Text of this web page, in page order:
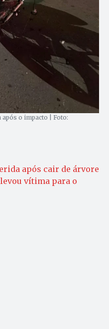
o impacto | Foto:
após cair de árvore
vítima para o